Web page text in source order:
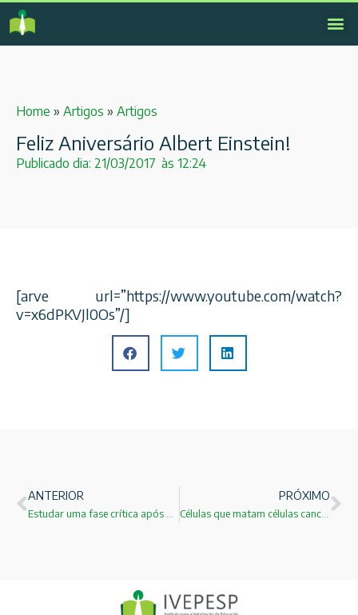
Home » Artigos » Artigos
Feliz Aniversário Albert Einstein!
Publicado dia: 21/03/2017 às 12:24
[arve url=”https://www.youtube.com/watch?
v=x6dPKVJl0Os”/]
ANTERIOR PRÓXIMO
Células que matam células cancerosas!